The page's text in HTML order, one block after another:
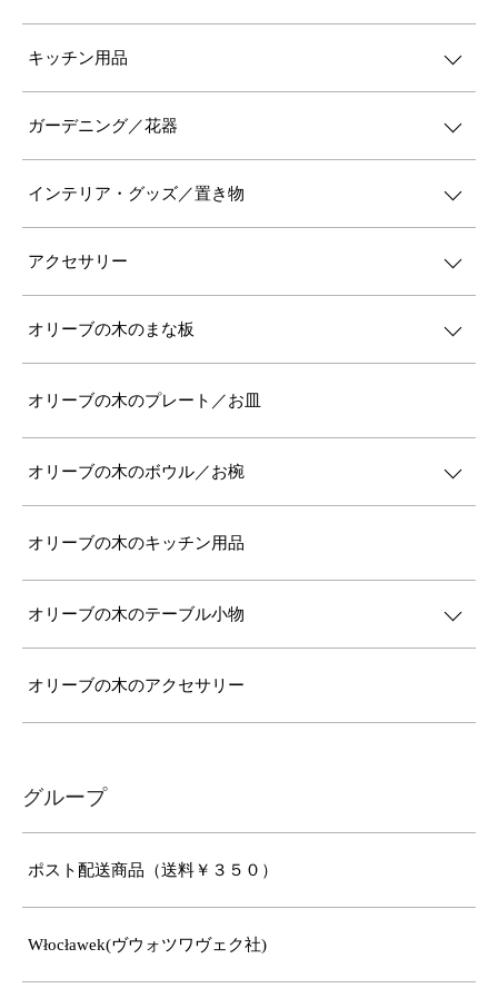
キッチン用品
ガーデニング／花器
インテリア・グッズ／置き物
アクセサリー
オリーブの木のまな板
オリーブの木のプレート／お皿
オリーブの木のボウル／お椀
オリーブの木のキッチン用品
オリーブの木のテーブル小物
オリーブの木のアクセサリー
グループ
ポスト配送商品（送料￥３５０）
Włocławek(ヴウォツワヴェク社)